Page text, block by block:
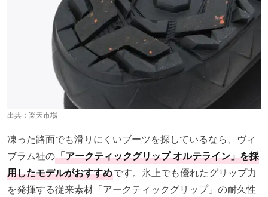
出典： 楽天市場
凍った路面でも滑りにくいブーツを探しているなら、ヴィ
ブラム社の「アークティックグリップ オルテライン」を採
用したモデルがおすすめです。氷上でも優れたグリップ力
を発揮する従来素材「アークティックグリップ」の耐久性